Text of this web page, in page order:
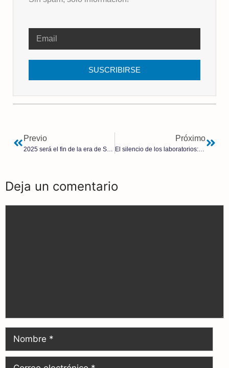
SUSCRIBIRSE
Previo Próximo
El silencio de los laboratorios: cómo una campaña de censura no logró acabar con una teoría sobre el origen del COVID
Deja un comentario